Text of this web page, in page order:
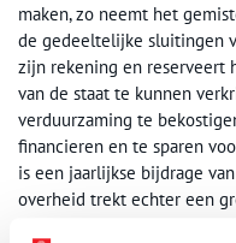
maken, zo neemt het
de gedeeltelijke sluitingen
zijn rekening en reserveert
van de staat te kunnen
verduurzaming te
financieren en te sparen
is een jaarlijkse bijdrage
overheid trekt echter een